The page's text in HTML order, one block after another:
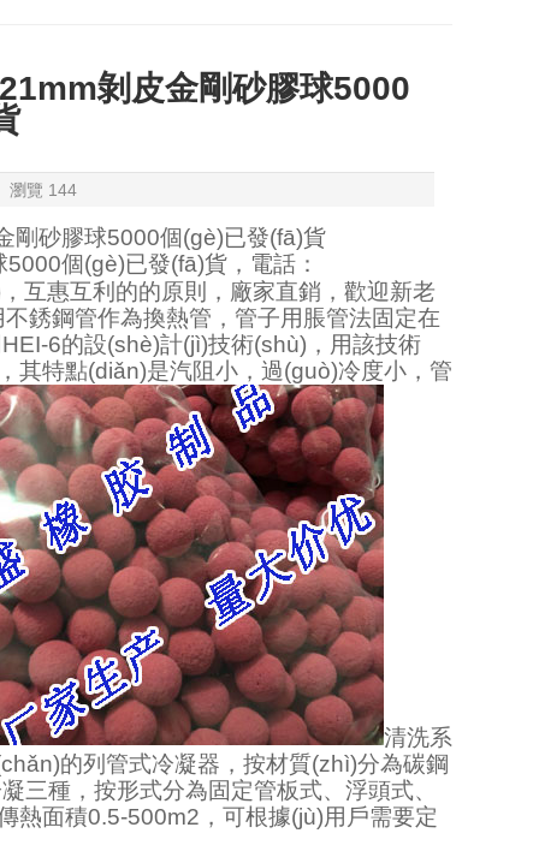
剝皮金剛砂膠球5000
覽 144
剛砂膠球5000個(gè)已發(fā)貨
5000個(gè)已發(fā)貨，電話：
惠互利的的原則，廠家直銷，歡迎新老
銹鋼管作為換熱管，管子用脹管法固定在
HEI-6的設(shè)計(jì)技術(shù)，用該技術
特點(diǎn)是汽阻小，過(guò)冷度小，管
清洗系
的列管式冷凝器，按材質(zhì)分為碳鋼
，按形式分為固定管板式、浮頭式、
傳熱面積0.5-500m2，可根據(jù)用戶需要定